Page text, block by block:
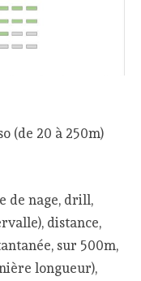
(de 20 à 250m)
de nage, drill,
distance,
sur 500m,
longueur),